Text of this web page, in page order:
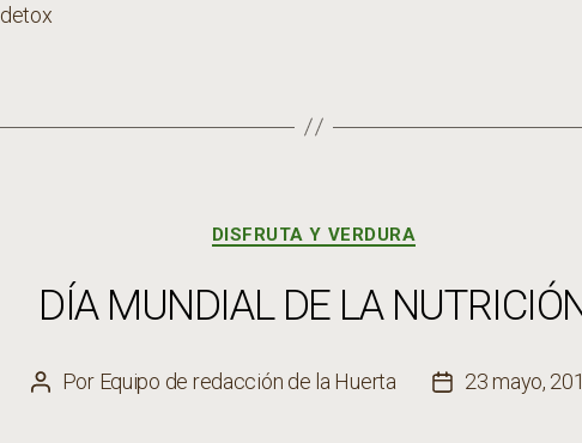
detox
Categorías
DISFRUTA Y VERDURA
DÍA MUNDIAL DE LA
Autor
Por Equipo de redacción de la Huerta
Fecha
23 mayo,